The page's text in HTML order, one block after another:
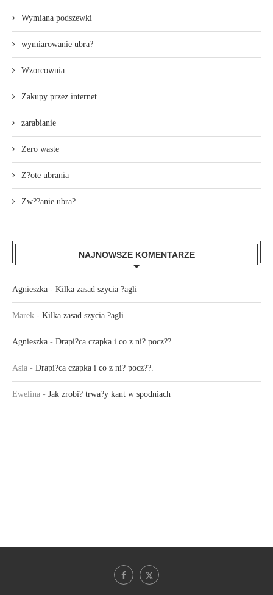
Wymiana podszewki
wymiarowanie ubra?
Wzorcownia
Zakupy przez internet
zarabianie
Zero waste
Z?ote ubrania
Zw??anie ubra?
NAJNOWSZE KOMENTARZE
Agnieszka - Kilka zasad szycia ?agli
Marek - Kilka zasad szycia ?agli
Agnieszka - Drapi?ca czapka i co z ni? pocz??.
Asia - Drapi?ca czapka i co z ni? pocz??.
Ewelina - Jak zrobi? trwa?y kant w spodniach